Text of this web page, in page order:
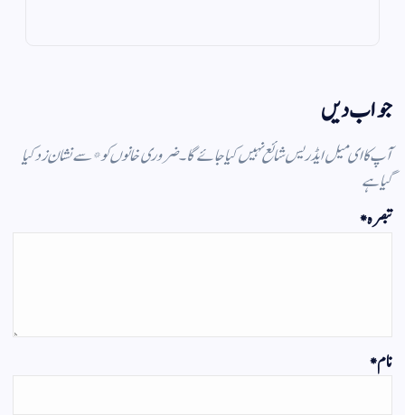
جواب دیں
آپ کا ای میل ایڈریس شائع نہیں کیا جائے گا۔ضروری خانوں کو*سے نشان زد کیا
گیا ہے
تبصرہ*
نام*